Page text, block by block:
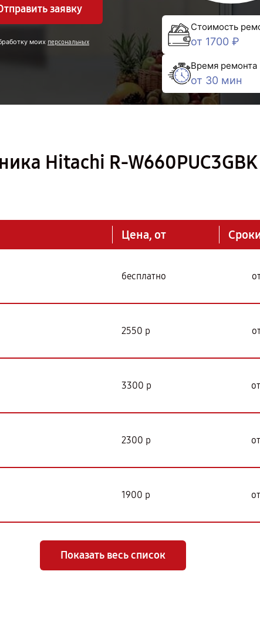
заявку
моих персональных
Стоимость
от 1700 ₽
Время ремонта
от 30 мин
Hitachi R-W660PUC3GBK
Цена, от
бесплатно
2550 р
3300 р
2300 р
1900 р
Показать весь список